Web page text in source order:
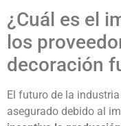
¿Cuál es el
los
decoración
El futuro de la
asegurado debido al